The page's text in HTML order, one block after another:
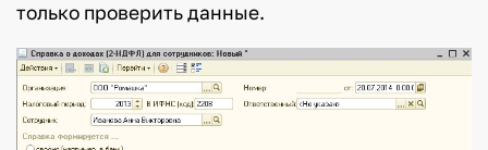
только проверить данные.